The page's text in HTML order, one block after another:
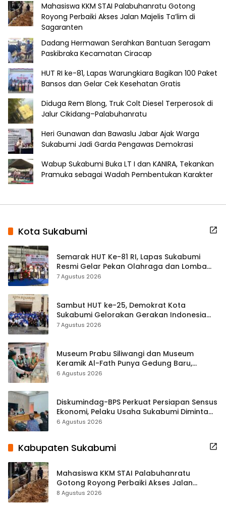
Mahasiswa KKM STAI Palabuhanratu Gotong
Royong Perbaiki Akses Jalan Majelis Ta’lim di
Sagaranten
Dadang Hermawan Serahkan Bantuan Seragam
Paskibraka Kecamatan Ciracap
HUT RI ke-81, Lapas Warungkiara Bagikan 100 Paket
Bansos dan Gelar Cek Kesehatan Gratis
Diduga Rem Blong, Truk Colt Diesel Terperosok di
Jalur Cikidang–Palabuhanratu
Heri Gunawan dan Bawaslu Jabar Ajak Warga
Sukabumi Jadi Garda Pengawas Demokrasi
Wabup Sukabumi Buka LT I dan KANIRA, Tekankan
Pramuka sebagai Wadah Pembentukan Karakter
Kota Sukabumi
Semarak HUT Ke-81 RI, Lapas Sukabumi
Resmi Gelar Pekan Olahraga dan Lomba
Tradisional
7 Agustus 2026
Sambut HUT ke-25, Demokrat Kota
Sukabumi Gelorakan Gerakan Indonesia
ASRI Lewat Aksi Bersih Masjid Agung
7 Agustus 2026
Museum Prabu Siliwangi dan Museum
Keramik Al-Fath Punya Gedung Baru,
Hampir 500 Koleksi Dipisahkan
6 Agustus 2026
Diskumindag-BPS Perkuat Persiapan Sensus
Ekonomi, Pelaku Usaha Sukabumi Diminta
Terbuka Beri Data
6 Agustus 2026
Kabupaten Sukabumi
Mahasiswa KKM STAI Palabuhanratu
Gotong Royong Perbaiki Akses Jalan
Majelis Ta’lim di Sagaranten
8 Agustus 2026